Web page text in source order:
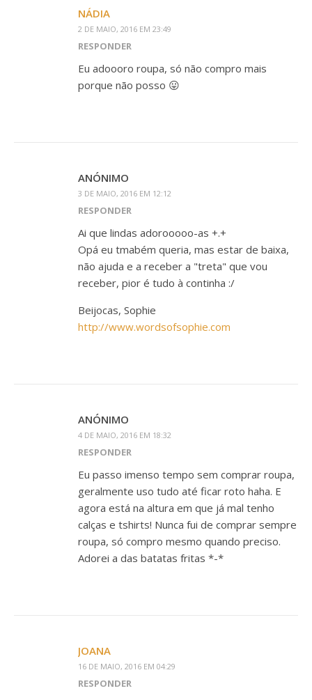
NÁDIA
2 DE MAIO, 2016 EM 23:49
RESPONDER
Eu adoooro roupa, só não compro mais
porque não posso 😛
ANÓNIMO
3 DE MAIO, 2016 EM 12:12
RESPONDER
Ai que lindas adorooooo-as +.+
Opá eu tmabém queria, mas estar de baixa,
não ajuda e a receber a "treta" que vou
receber, pior é tudo à continha :/
Beijocas, Sophie
http://www.wordsofsophie.com
ANÓNIMO
4 DE MAIO, 2016 EM 18:32
RESPONDER
Eu passo imenso tempo sem comprar roupa,
geralmente uso tudo até ficar roto haha. E
agora está na altura em que já mal tenho
calças e tshirts! Nunca fui de comprar sempre
roupa, só compro mesmo quando preciso.
Adorei a das batatas fritas *-*
JOANA
16 DE MAIO, 2016 EM 04:29
RESPONDER